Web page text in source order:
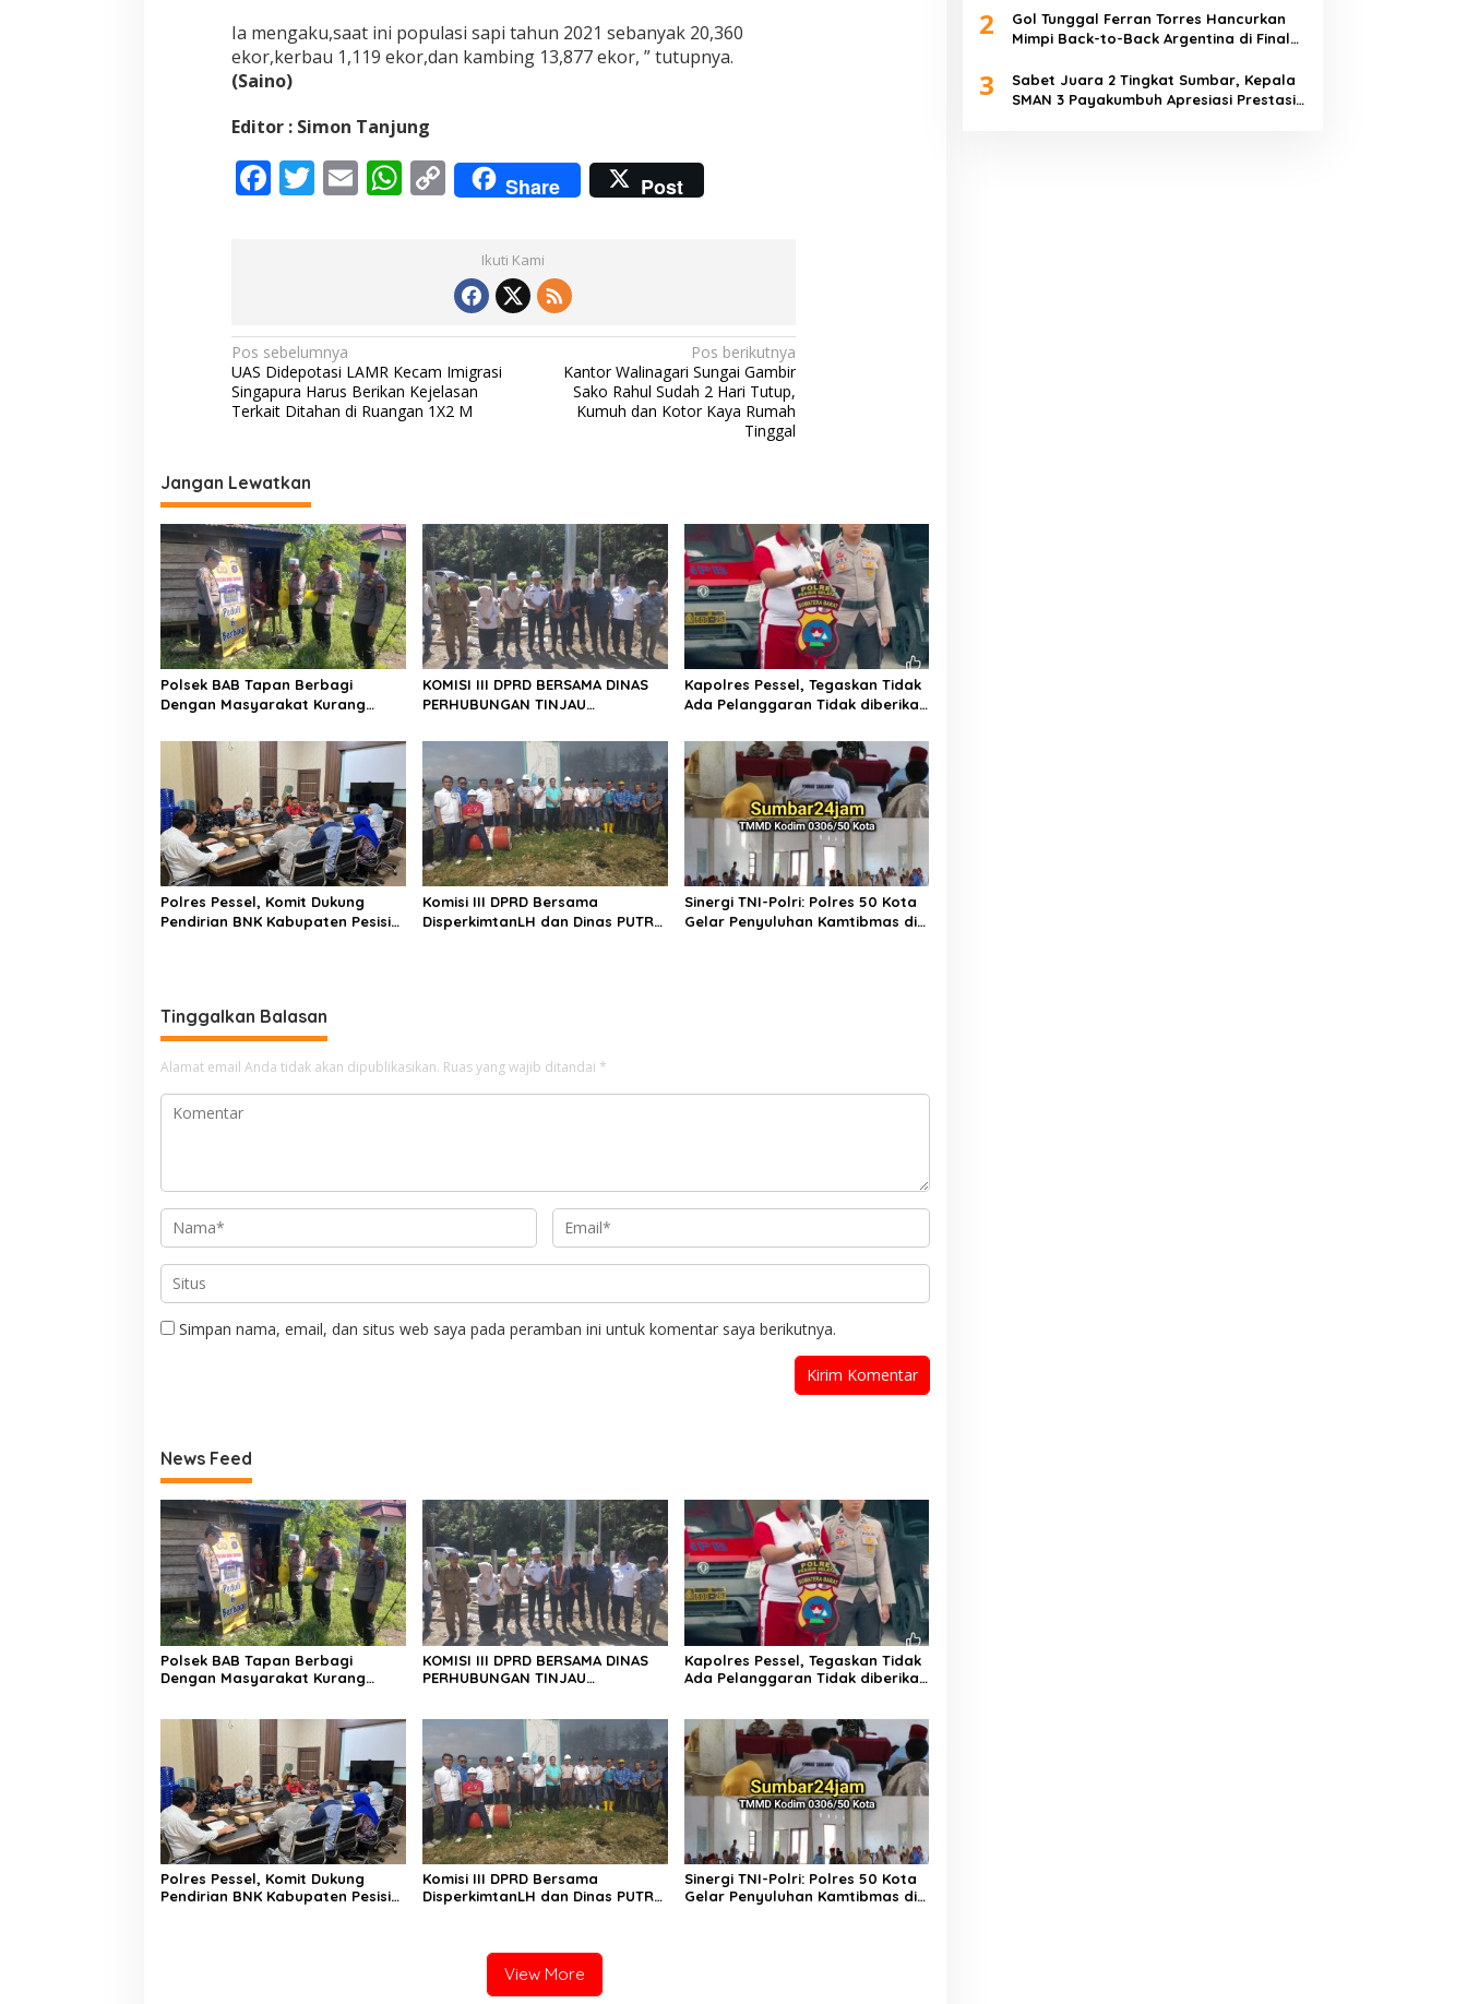
p
a
i
a
Ia mengaku,saat ini populasi sapi tahun 2021 sebanyak 20,360
ekor,kerbau 1,119 ekor,dan kambing 13,877 ekor, ” tutupnya.
(Saino)
Editor : Simon Tanjung
F
o
k
T E W
p
p
C
o
y
Li
n
k
Share Post
Ikuti Kami
N
a
v
g
a
s
i
p
o
s
Pos sebelumnya
UAS Didepotasi LAMR Kecam Imigrasi
Singapura Harus Berikan Kejelasan
Terkait Ditahan di Ruangan 1X2 M
Pos berikutnya
Kantor Walinagari Sungai Gambir
Sako Rahul Sudah 2 Hari Tutup,
Kumuh dan Kotor Kaya Rumah
Tinggal
Jangan Lewatkan
Polsek BAB Tapan Berbagi
Dengan Masyarakat Kurang
KOMISI III DPRD BERSAMA DINAS
PERHUBUNGAN TINJAU
DI BATAS PESSEL – PADANG
Kapolres Pessel, Tegaskan Tidak
Ada Pelanggaran Tidak diberikan
Polres Pessel, Komit Dukung
Pendirian BNK Kabupaten Pesisir
Komisi III DPRD Bersama
DisperkimtanLH dan Dinas PUTR
Sinergi TNI-Polri: Polres 50 Kota
Gelar Penyuluhan Kamtibmas di
Tinggalkan Balasan
Alamat email Anda tidak akan dipublikasikan. Ruas yang wajib ditandai *
Simpan nama, email, dan situs web saya pada peramban ini untuk komentar saya berikutnya.
News Feed
Polsek BAB Tapan Berbagi
Dengan Masyarakat Kurang
KOMISI III DPRD BERSAMA DINAS
PERHUBUNGAN TINJAU
Kapolres Pessel, Tegaskan Tidak
Ada Pelanggaran Tidak diberikan
Polres Pessel, Komit Dukung
Pendirian BNK Kabupaten Pesisir
Komisi III DPRD Bersama
DisperkimtanLH dan Dinas PUTR
Sinergi TNI-Polri: Polres 50 Kota
Gelar Penyuluhan Kamtibmas di
View More
2
Gol Tunggal Ferran Torres Hancurkan
Mimpi Back-to-Back Argentina di Final
3
Sabet Juara 2 Tingkat Sumbar, Kepala
SMAN 3 Payakumbuh Apresiasi Prestasi